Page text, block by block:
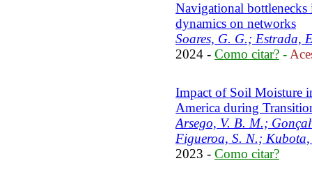
Navigational
dynamics on networks
Soares, G. G.; Estrada,
2024 - Como citar? -
Impact of Soil Moisture
America during
Arsego, V. B. M.;
Figueroa, S. N.; Kubota,
2023 - Como citar?